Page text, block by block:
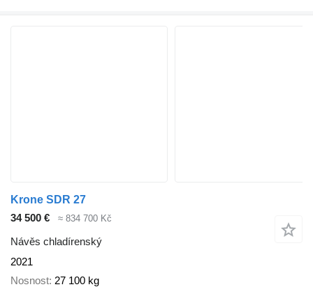
Krone SDR 27
34 500 €
≈ 834 700 Kč
Návěs chladírenský
2021
Nosnost 27 100 kg